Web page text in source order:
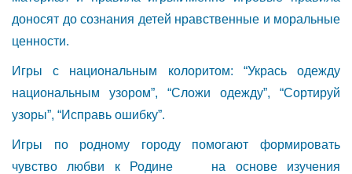
доносят до сознания детей нравственные и моральные
ценности.
Игры с национальным колоритом: “Укрась одежду
национальным узором”, “Сложи одежду”, “Сортируй
узоры”, “Исправь ошибку”.
Игры по родному городу помогают формировать
чувство любви к Родине на основе изучения